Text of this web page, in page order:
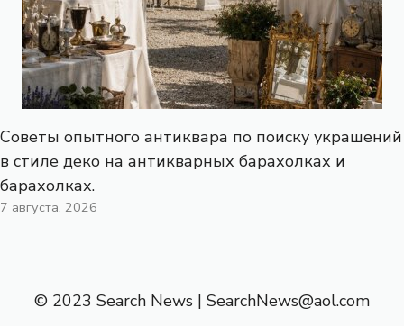
Советы опытного антиквара по поиску украшений
в стиле деко на антикварных барахолках и
барахолках.
7 августа, 2026
© 2023 Search News | SearchNews@aol.com